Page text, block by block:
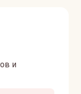
и